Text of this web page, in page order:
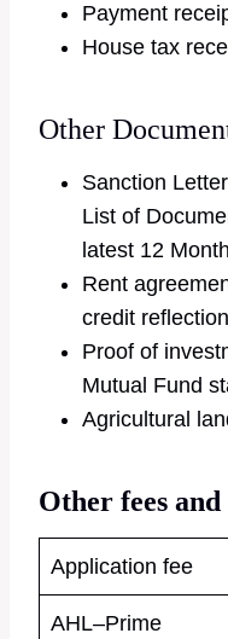
Payment
House tax
Other
Sanction
List of
latest 12
Rent
credit reflection
Proof of
Mutual Fund
Agricultural
Other fees and
Application fee
AHL–Prime